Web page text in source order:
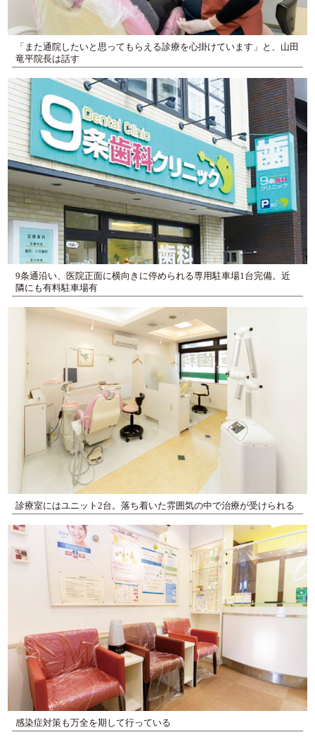
「また通院したいと思ってもらえる診療を心掛けています」と、山田
竜平院長は話す
9条通沿い、医院正面に横向きに停められる専用駐車場1台完備。近
隣にも有料駐車場有
診療室にはユニット2台。落ち着いた雰囲気の中で治療が受けられる
感染症対策も万全を期して行っている